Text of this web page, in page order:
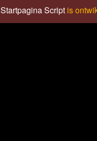
Startpagina Script is